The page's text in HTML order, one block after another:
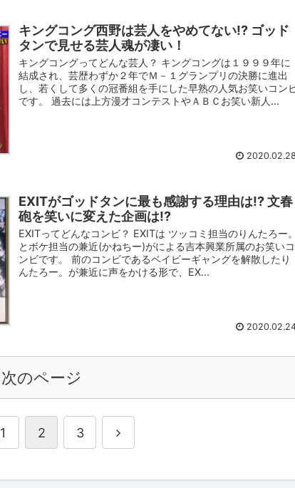
キングコング西野は芸人をやめてない!? ゴッド
タンで見せる芸人魂が凄い！
キングコングってどんな芸人？ キングコングは１９９９年に
結成され、芸歴わずか２年でＭ－１グランプリの決勝に進出
し、若くして多くの冠番組を手にした早熟の人気お笑いコン
です。 過去には上方漫才コンテストやＡＢＣお笑い新人...
2020.02.28
EXITがゴッドタンに最も感謝する理由は!? 文春
砲を笑いに変えた企画は!?
EXITってどんなコンビ？ EXITは ツッコミ担当のりんたろー。
とボケ担当の兼近(かねちー)がによる吉本興業所属のお笑いコ
ンビです。 前のコンビであるベイビーギャングを解散したり
んたろー。が兼近に声をかける形で、EX...
次のページ
1 2 3